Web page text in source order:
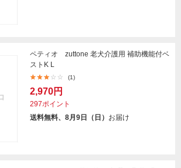
ペティオ zuttone 老犬介護用 補助機能付ベ
ストK L
(1)
2,970円
297ポイント
送料無料、8月9日（日） お届け